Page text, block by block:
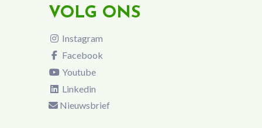
VOLG ONS
Instagram
Facebook
Youtube
Linkedin
Nieuwsbrief